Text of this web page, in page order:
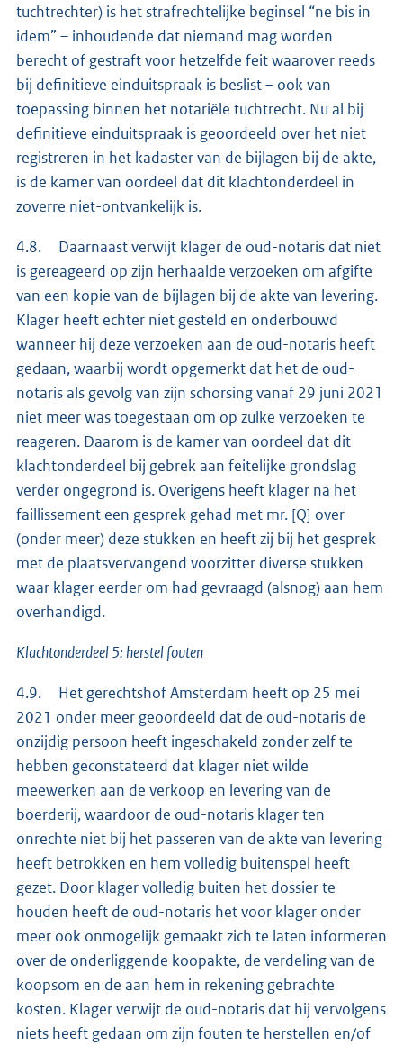
tuchtrechter) is het strafrechtelijke beginsel “ne bis in
idem” – inhoudende dat niemand mag worden
berecht of gestraft voor hetzelfde feit waarover reeds
bij definitieve einduitspraak is beslist – ook van
toepassing binnen het notariële tuchtrecht. Nu al bij
definitieve einduitspraak is geoordeeld over het niet
registreren in het kadaster van de bijlagen bij de akte,
is de kamer van oordeel dat dit klachtonderdeel in
zoverre niet-ontvankelijk is.
4.8. Daarnaast verwijt klager de oud-notaris dat niet
is gereageerd op zijn herhaalde verzoeken om afgifte
van een kopie van de bijlagen bij de akte van levering.
Klager heeft echter niet gesteld en onderbouwd
wanneer hij deze verzoeken aan de oud-notaris heeft
gedaan, waarbij wordt opgemerkt dat het de oud-
notaris als gevolg van zijn schorsing vanaf 29 juni 2021
niet meer was toegestaan om op zulke verzoeken te
reageren. Daarom is de kamer van oordeel dat dit
klachtonderdeel bij gebrek aan feitelijke grondslag
verder ongegrond is. Overigens heeft klager na het
faillissement een gesprek gehad met mr. [Q] over
(onder meer) deze stukken en heeft zij bij het gesprek
met de plaatsvervangend voorzitter diverse stukken
waar klager eerder om had gevraagd (alsnog) aan hem
overhandigd.
Klachtonderdeel 5: herstel fouten
4.9. Het gerechtshof Amsterdam heeft op 25 mei
2021 onder meer geoordeeld dat de oud-notaris de
onzijdig persoon heeft ingeschakeld zonder zelf te
hebben geconstateerd dat klager niet wilde
meewerken aan de verkoop en levering van de
boerderij, waardoor de oud-notaris klager ten
onrechte niet bij het passeren van de akte van levering
heeft betrokken en hem volledig buitenspel heeft
gezet. Door klager volledig buiten het dossier te
houden heeft de oud-notaris het voor klager onder
meer ook onmogelijk gemaakt zich te laten informeren
over de onderliggende koopakte, de verdeling van de
koopsom en de aan hem in rekening gebrachte
kosten. Klager verwijt de oud-notaris dat hij vervolgens
niets heeft gedaan om zijn fouten te herstellen en/of